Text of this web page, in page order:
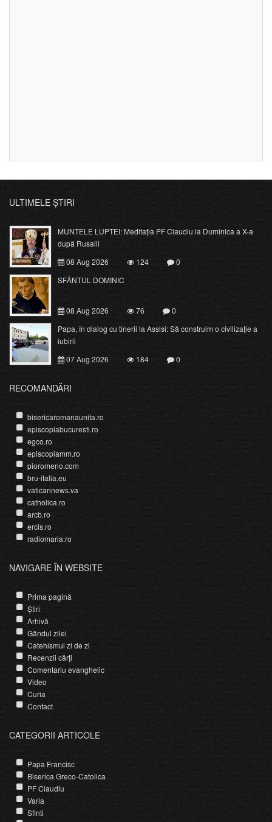
ULTIMELE ȘTIRI
MUNTELE LUPTEI: Meditația PF Claudiu la Duminica a X-a
după Rusalii
08 Aug 2026
124
0
SFÂNTUL DOMINIC
08 Aug 2026 76
0
Papa, în dialog cu tinerii la Assisi: Să construim o civilizație a
iubirii
07 Aug 2026
184 0
RECOMANDĂRI
bisericaromanaunita.ro
episcopiabucuresti.ro
egco.ro
episcopiamm.ro
pioromeno.com
bru-italia.eu
vaticannews.va
catholica.ro
arcb.ro
ercis.ro
radiomaria.ro
NAVIGARE ÎN WEBSITE
Prima pagină
Știri
Arhivă
Gândul zilei
Catehismul zi de zi
Recenzii cărți
Comentariu evanghelic
Video
Curia
Contact
CATEGORII ARTICOLE
Papa Francisc
Biserica Greco-Catolica
PF Claudiu
Varia
Sfinti